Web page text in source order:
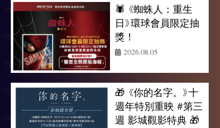
🕷️ 《蜘蛛人：重生
日》環球會員限定抽
獎！
2026.08.05
🎁 《你的名字。》十
週年特別重映 #第三
週 影城觀影特典 🎁